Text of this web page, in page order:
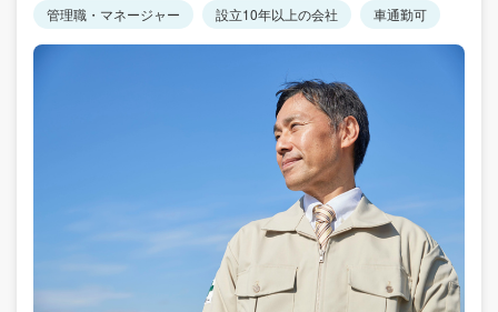
管理職・マネージャー
設立10年以上の会社 車通勤可